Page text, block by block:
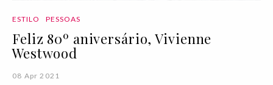
ESTILO PESSOAS
Feliz 80º aniversário, Vivienne
Westwood
08 Apr 2021